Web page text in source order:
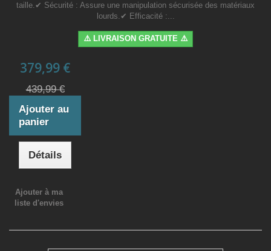
taille.✔ Sécurité : Assure une manipulation sécurisée des matériaux
lourds.✔ Efficacité :...
⚠️ LIVRAISON GRATUITE ⚠️
379,99 €
439,99 €
Ajouter au
panier
Détails
Ajouter à ma
liste d'envies